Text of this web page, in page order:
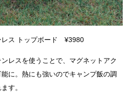
レス トップボード ¥3980
レスを使うことで、マグネットアク
に。熱にも強いのでキャンプ飯の調
す。